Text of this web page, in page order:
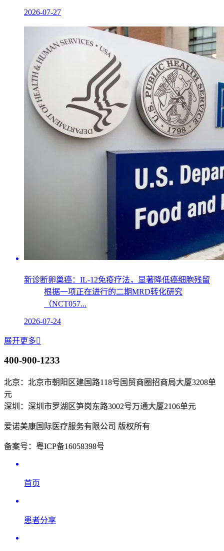
2026-07-27
新诊断卵巢癌：IL-12免疫疗法，显著降低癌细胞残留
根据一项正在进行的二期MRD转化研究
（NCT057...
2026-07-24
展开更多
400-900-1233
北京：北京市朝阳区建国路118号国贸商圈招商局大厦3208单
元
深圳：深圳市罗湖区笋岗东路3002号万通大厦2106单元
爱诺美康国际医疗服务有限公司 版权所有
备案号：粤ICP备16058398号
首页
患者分享